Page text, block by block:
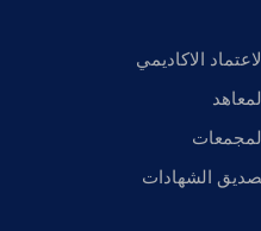
الاكاديمي
الشهادات